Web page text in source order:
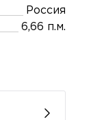
Россия
6,66 п.м.